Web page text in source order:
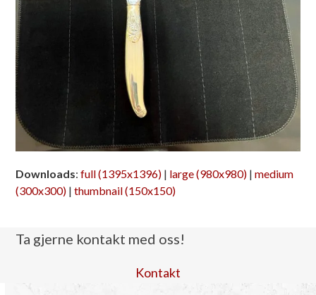
Downloads:full (1395x1396) | large (980x980) |medium
(300x300) |thumbnail (150x150)
Ta gjerne kontakt med oss!
Kontakt